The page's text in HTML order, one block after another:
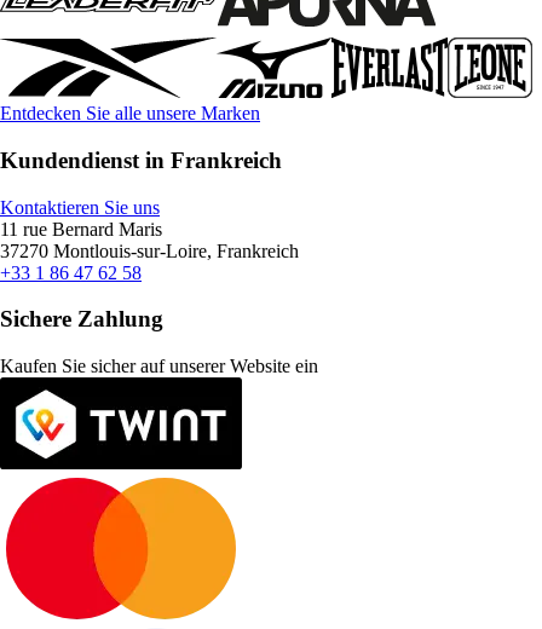
Entdecken Sie alle unsere Marken
Kundendienst in Frankreich
Kontaktieren Sie uns
11 rue Bernard Maris
37270 Montlouis-sur-Loire, Frankreich
+33 1 86 47 62 58
Sichere Zahlung
Kaufen Sie sicher auf unserer Website ein